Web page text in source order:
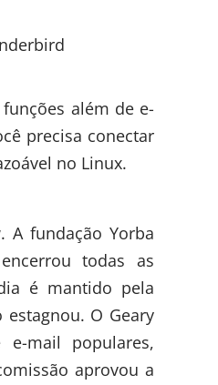
além de e-
precisa conectar
no Linux.
A fundação Yorba
todas as
é mantido pela
O Geary
mail populares,
aprovou a